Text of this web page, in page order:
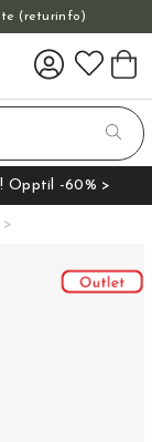
(returinfo)
Opptil -60% >